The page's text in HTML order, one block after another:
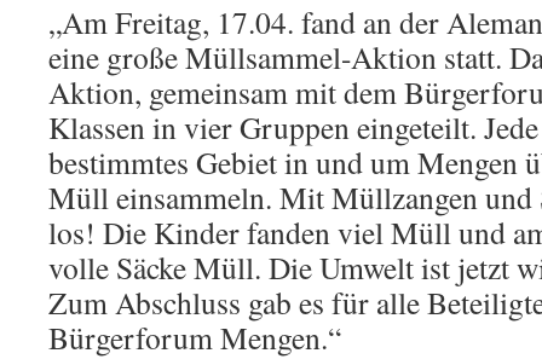
„Am Freitag, 17.04. fand an der
eine große Müllsammel-Aktion statt.
Aktion, gemeinsam mit dem
Klassen in vier Gruppen eingeteilt.
bestimmtes Gebiet in und um Mengen
Müll einsammeln. Mit Müllzangen und
los! Die Kinder fanden viel Müll und
volle Säcke Müll. Die Umwelt ist jetzt
Zum Abschluss gab es für alle
Bürgerforum Mengen.“